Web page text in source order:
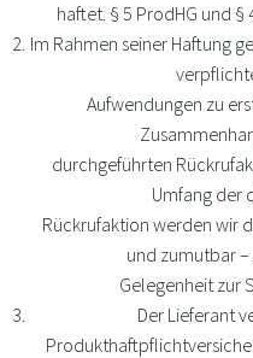
haftet. § 5 ProdHG und
Im Rahmen seiner Haftung
Aufwendungen zu
durchgeführten
Umfang der
Rückrufaktion werden wir
und zumutbar
Gelegenheit zur
Der Lieferant